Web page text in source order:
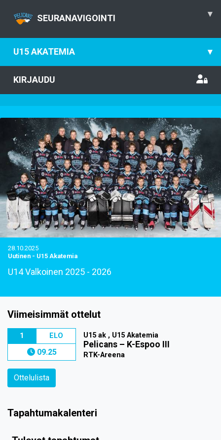
SEURANAVIGOINTI ▾
U15 AKATEMIA ▾
KIRJAUDU
28.10.2025
Uutinen - U15 Akatemia
U14 Valkoinen 2025 - 2026
Viimeisimmät ottelut
1 ELO
09.25
U15 ak , U15 Akatemia
Pelicans – K-Espoo III
RTK-Areena
Ottelulista
Tapahtumakalenteri